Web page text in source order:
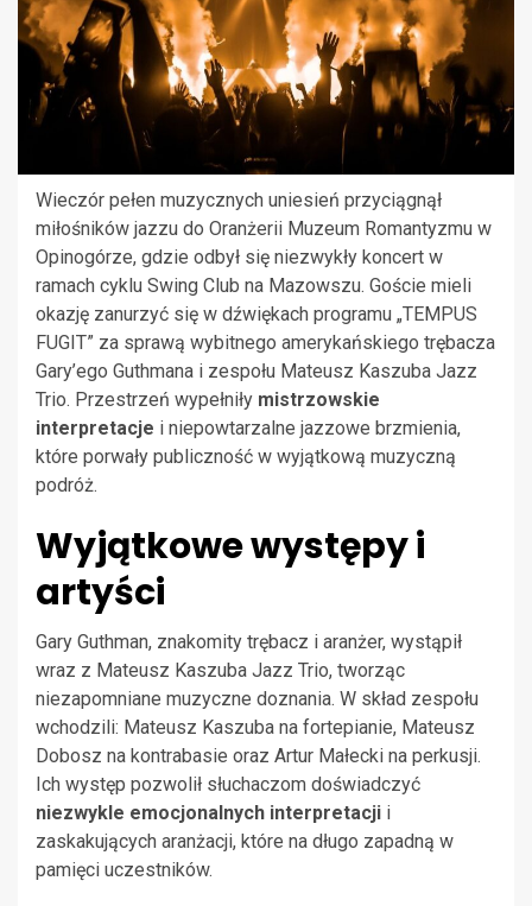
Wieczór pełen muzycznych uniesień przyciągnął
miłośników jazzu do Oranżerii Muzeum Romantyzmu w
Opinogórze, gdzie odbył się niezwykły koncert w
ramach cyklu Swing Club na Mazowszu. Goście mieli
okazję zanurzyć się w dźwiękach programu „TEMPUS
FUGIT” za sprawą wybitnego amerykańskiego trębacza
Gary’ego Guthmana i zespołu Mateusz Kaszuba Jazz
Trio. Przestrzeń wypełniły mistrzowskie
interpretacje i niepowtarzalne jazzowe brzmienia,
które porwały publiczność w wyjątkową muzyczną
podróż.
Wyjątkowe występy i
artyści
Gary Guthman, znakomity trębacz i aranżer, wystąpił
wraz z Mateusz Kaszuba Jazz Trio, tworząc
niezapomniane muzyczne doznania. W skład zespołu
wchodzili: Mateusz Kaszuba na fortepianie, Mateusz
Dobosz na kontrabasie oraz Artur Małecki na perkusji.
Ich występ pozwolił słuchaczom doświadczyć
niezwykle emocjonalnych interpretacji i
zaskakujących aranżacji, które na długo zapadną w
pamięci uczestników.